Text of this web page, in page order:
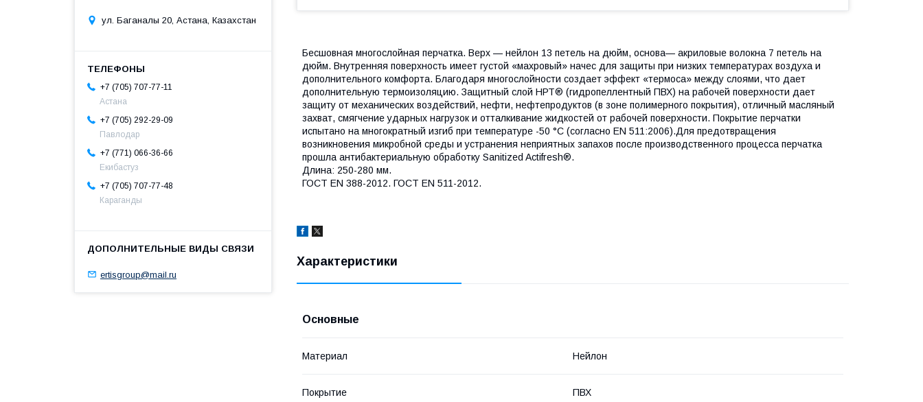
Бесшовная многослойная перчатка. Верх — нейлон 13 петель на дюйм, основа— акриловые волокна 7 петель на
дюйм. Внутренняя поверхность имеет густой «махровый» начес для защиты при низких температурах воздуха и
дополнительного комфорта. Благодаря многослойности создает эффект «термоса» между слоями, что дает
дополнительную термоизоляцию. Защитный слой НРТ® (гидропеллентный ПВХ) на рабочей поверхности дает
защиту от механических воздействий, нефти, нефтепродуктов (в зоне полимерного покрытия), отличный масляный
захват, смягчение ударных нагрузок и отталкивание жидкостей от рабочей поверхности. Покрытие перчатки
испытано на многократный изгиб при температуре -50 °С (согласно EN 511:2006).Для предотвращения
возникновения микробной среды и устранения неприятных запахов после производственного процесса перчатка
прошла антибактериальную обработку Sanitized Actifresh®.
Длина: 250-280 мм.
ГОСТ ЕN 388-2012. ГОСТ EN 511-2012.
Характеристики
Основные
Материал Нейлон
Покрытие ПВХ
ул. Баганалы 20, Астана, Казахстан
+7 (705) 707-77-11
Астана
+7 (705) 292-29-09
Павлодар
+7 (771) 066-36-66
Екибастуз
+7 (705) 707-77-48
Караганды
ertisgroup@mail.ru